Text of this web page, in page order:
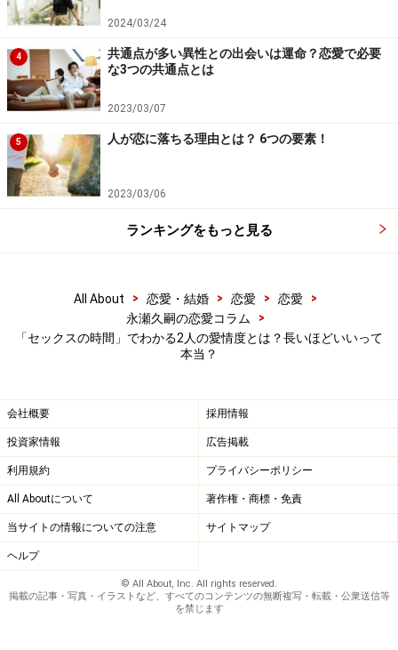
指数24のカップルが、最も愛情度が高いと判断できると
のこと。
例えば「前戯時間100分、後戯時間20分、挿入時間５
分」で理想の24となります。これは、なかなかすごい数
字ですが、みなさんもこの公式を1つの参考として、2人
の愛情度を見直してみてはいかがでしょうか？
結婚・恋愛・セックス……女を困らせる「○○○しない
キスやセックス抜きの結婚は可能でしょうか？
いう説は本当ですか？
共働き夫婦に多い？疲れすぎセックスレス問題
※記事内容は執筆時点のものです。最新の内容をご確認くださ
い。
2024/03/24
4
共通点が多い異性との出会いは運命？恋愛で必要
な3つの共通点とは
2023/03/07
5 人が恋に落ちる理由とは？ 6つの要素！
2023/03/06
ランキングをもっと見る
All About > 恋愛・結婚 > 恋愛 > 恋愛
>
永瀬久嗣の恋愛コラム
>
「セックスの時間」でわかる2人の愛情度とは？長いほどいいって
本当？
会社概要 採用情報
投資家情報 広告掲載
利用規約 プライバシーポリシー
All Aboutについて 著作権・商標・免責
当サイトの情報についての注意 サイトマップ
ヘルプ
© All About, Inc. All rights reserved.
掲載の記事・写真・イラストなど、すべてのコンテンツの無断複写・転載・公衆送信等
を禁じます